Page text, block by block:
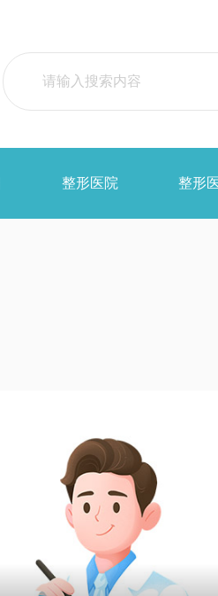
整形医院 整形